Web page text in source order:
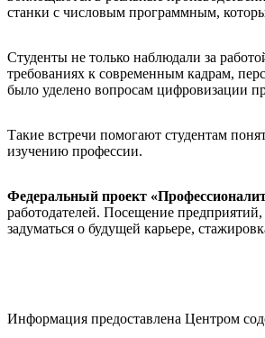
станки с числовым программным,
Студенты не только наблюдали за
требованиях к современным кадрам,
было уделено вопросам цифровизации
Такие встречи помогают студентам
изучению профессии.
Федеральный проект
работодателей. Посещение
задуматься о будущей карьере,
Информация предоставлена Центром